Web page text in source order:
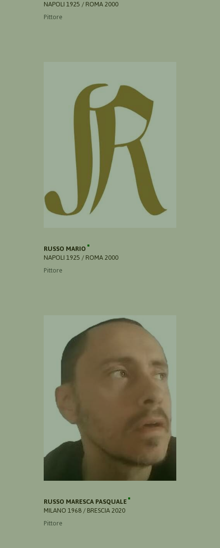
NAPOLI 1925 / ROMA 2000
Pittore
RUSSO MARIO
NAPOLI 1925 / ROMA 2000
Pittore
RUSSO MARESCA PASQUALE
MILANO 1968 / BRESCIA 2020
Pittore